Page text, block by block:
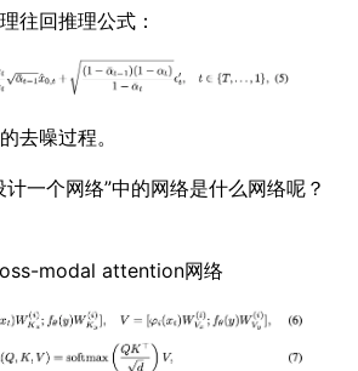
往回推理公式：
去噪过程。
一个网络”中的网络是什么网络呢？
modal attention网络